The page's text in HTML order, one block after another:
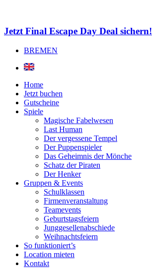
Jetzt Final Escape Day Deal sichern!
BREMEN
Home
Jetzt buchen
Gutscheine
Spiele
Magische Fabelwesen
Last Human
Der vergessene Tempel
Der Puppenspieler
Das Geheimnis der Mönche
Schatz der Piraten
Der Henker
Gruppen & Events
Schulklassen
Firmenveranstaltung
Teamevents
Geburtstagsfeiern
Junggesellenabschiede
Weihnachtsfeiern
So funktioniert’s
Location mieten
Kontakt